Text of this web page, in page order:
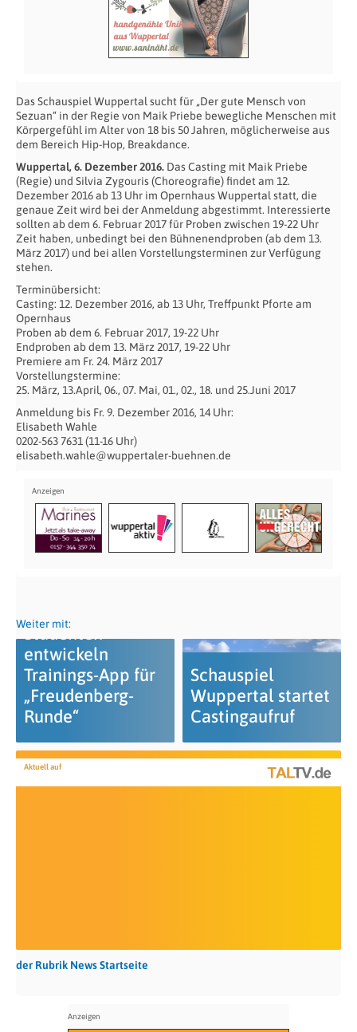
Das Schauspiel Wuppertal sucht für „Der gute Mensch von
Sezuan“ in der Regie von Maik Priebe bewegliche Menschen mit
Körpergefühl im Alter von 18 bis 50 Jahren, möglicherweise aus
dem Bereich Hip-Hop, Breakdance.
Wuppertal, 6. Dezember 2016. Das Casting mit Maik Priebe
(Regie) und Silvia Zygouris (Choreografie) findet am 12.
Dezember 2016 ab 13 Uhr im Opernhaus Wuppertal statt, die
genaue Zeit wird bei der Anmeldung abgestimmt. Interessierte
sollten ab dem 6. Februar 2017 für Proben zwischen 19-22 Uhr
Zeit haben, unbedingt bei den Bühnenendproben (ab dem 13.
März 2017) und bei allen Vorstellungsterminen zur Verfügung
stehen.
Terminübersicht:
Casting: 12. Dezember 2016, ab 13 Uhr, Treffpunkt Pforte am
Opernhaus
Proben ab dem 6. Februar 2017, 19-22 Uhr
Endproben ab dem 13. März 2017, 19-22 Uhr
Premiere am Fr. 24. März 2017
Vorstellungstermine:
25. März, 13.April, 06., 07. Mai, 01., 02., 18. und 25.Juni 2017
Anmeldung bis Fr. 9. Dezember 2016, 14 Uhr:
Elisabeth Wahle
0202-563 7631 (11-16 Uhr)
elisabeth.wahle@wuppertaler-buehnen.de
Weiter mit:
Studenten
entwickeln
Trainings-App für
„Freudenberg-
Runde“
Schauspiel
Wuppertal startet
Castingaufruf
Aktuell auf
der Rubrik News Startseite